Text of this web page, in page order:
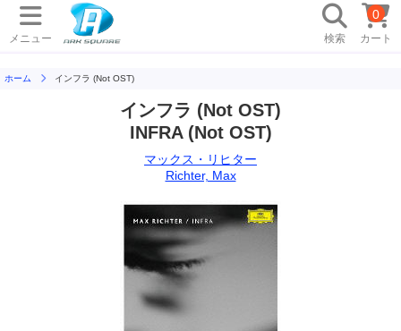
メニュー 検索 カート
0
ホーム インフラ (Not OST)
インフラ (Not OST)
INFRA (Not OST)
マックス・リヒター
Richter, Max